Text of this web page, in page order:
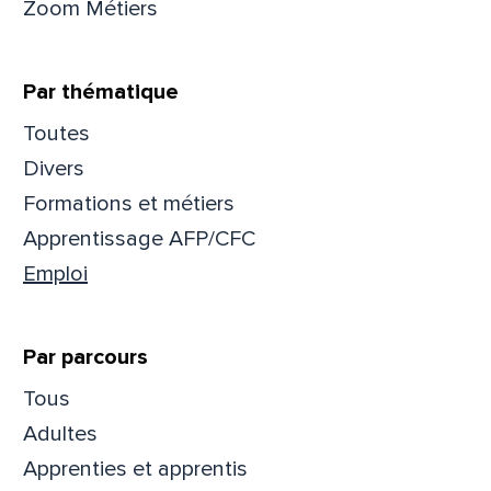
Zoom Métiers
Par thématique
Toutes
Divers
Formations et métiers
Apprentissage AFP/CFC
Emploi
Par parcours
Tous
Adultes
Apprenties et apprentis